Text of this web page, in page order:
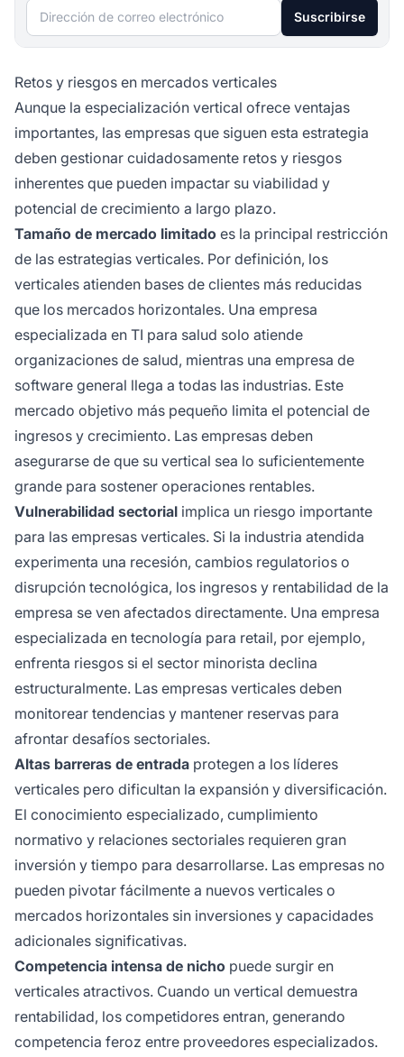
Dirección de correo electrónico Suscribirse
Retos y riesgos en mercados verticales
Aunque la especialización vertical ofrece ventajas
importantes, las empresas que siguen esta estrategia
deben gestionar cuidadosamente retos y riesgos
inherentes que pueden impactar su viabilidad y
potencial de crecimiento a largo plazo.
Tamaño de mercado limitado es la principal restricción
de las estrategias verticales. Por definición, los
verticales atienden bases de clientes más reducidas
que los mercados horizontales. Una empresa
especializada en TI para salud solo atiende
organizaciones de salud, mientras una empresa de
software general llega a todas las industrias. Este
mercado objetivo más pequeño limita el potencial de
ingresos y crecimiento. Las empresas deben
asegurarse de que su vertical sea lo suficientemente
grande para sostener operaciones rentables.
Vulnerabilidad sectorial implica un riesgo importante
para las empresas verticales. Si la industria atendida
experimenta una recesión, cambios regulatorios o
disrupción tecnológica, los ingresos y rentabilidad de la
empresa se ven afectados directamente. Una empresa
especializada en tecnología para retail, por ejemplo,
enfrenta riesgos si el sector minorista declina
estructuralmente. Las empresas verticales deben
monitorear tendencias y mantener reservas para
afrontar desafíos sectoriales.
Altas barreras de entrada protegen a los líderes
verticales pero dificultan la expansión y diversificación.
El conocimiento especializado, cumplimiento
normativo y relaciones sectoriales requieren gran
inversión y tiempo para desarrollarse. Las empresas no
pueden pivotar fácilmente a nuevos verticales o
mercados horizontales sin inversiones y capacidades
adicionales significativas.
Competencia intensa de nicho puede surgir en
verticales atractivos. Cuando un vertical demuestra
rentabilidad, los competidores entran, generando
competencia feroz entre proveedores especializados.